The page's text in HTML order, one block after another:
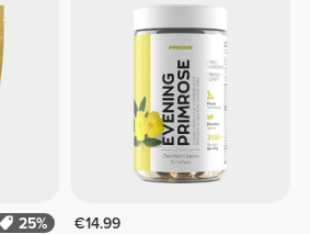
25%
€14.99